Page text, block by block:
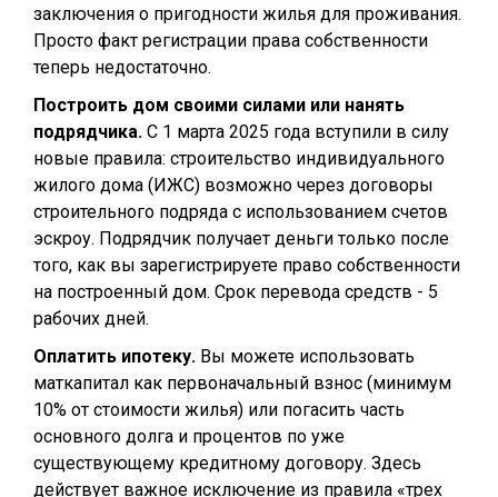
заключения о пригодности жилья для проживания.
Просто факт регистрации права собственности
теперь недостаточно.
Построить дом своими силами или нанять
подрядчика. С 1 марта 2025 года вступили в силу
новые правила: строительство индивидуального
жилого дома (ИЖС) возможно через договоры
строительного подряда с использованием счетов
эскроу. Подрядчик получает деньги только после
того, как вы зарегистрируете право собственности
на построенный дом. Срок перевода средств - 5
рабочих дней.
Оплатить ипотеку. Вы можете использовать
маткапитал как первоначальный взнос (минимум
10% от стоимости жилья) или погасить часть
основного долга и процентов по уже
существующему кредитному договору. Здесь
действует важное исключение из правила «трех